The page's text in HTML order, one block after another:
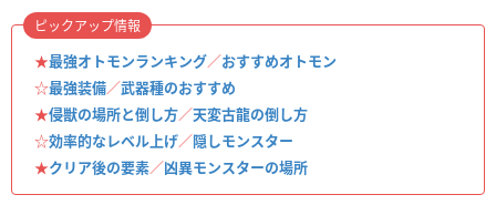
★最強オトモンランキング／おすすめオトモン
☆最強装備／武器種のおすすめ
★侵獣の場所と倒し方／天変古龍の倒し方
☆効率的なレベル上げ／隠しモンスター
★クリア後の要素／凶異モンスターの場所
ピックアップ情報